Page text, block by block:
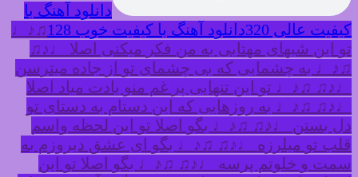
دانلود آهنگ با
کیفیت عالی 320
دانلود آهنگ با کیفیت خوب 128
♫♪♩
تو این شبهای مهتابی به من فکر میکنی اصلا ♩♪♫
♫♪♩ به چشمایی که بی چشمای تو از جاده میترسن
♩♪♫ ♫♪♩ تو این تنهایی پر غم منو یادت میاد اصلا
♩♪♫ ♫♪♩ به روزهایی که این دستام به دستای تو
دل بستن ♩♪♫ ♫♪♩ بگو اصلا تو این لحظه واسم
قلب تو میلرزه ♩♪♫ ♫♪♩ بگو ای عشق دیروزم به
سمت و خلوتم پرسه ♩♪♫ ♫♪♩ بگو اصلا تو این